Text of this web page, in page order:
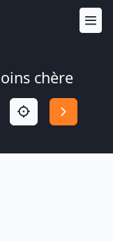
chère